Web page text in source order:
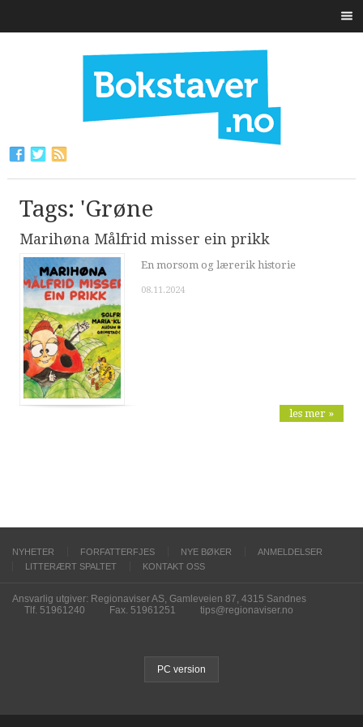
Tags: 'Grøne
Marihøna Målfrid misser ein prikk
En morsom og lærerik historie
08.11.2024
les mer »
NYHETER FORFATTERFJES NYE BØKER
ANMELDELSER
LITTERÆRT SPALTET
KONTAKT OSS
Ansvarlig utgiver: Regionaviser AS, Gamleveien 87, 4315 Sandnes
Tlf. 51961240
Fax. 51961251 tips@regionaviser.no
PC version